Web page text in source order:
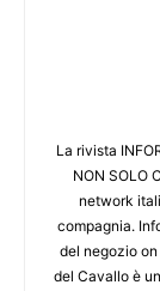
La rivista
NON SOLO
network
compagnia.
del negozio
del Cavallo è